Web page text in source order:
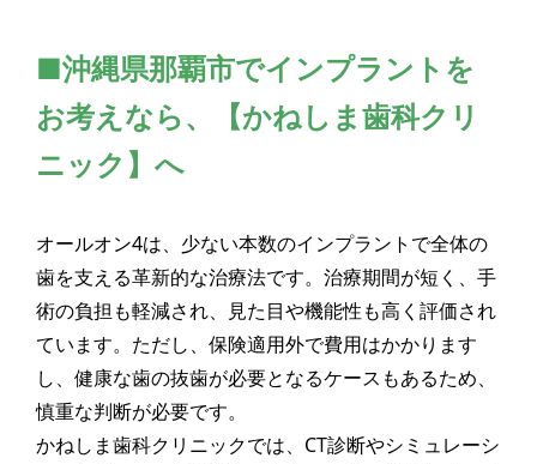
■沖縄県那覇市でインプラントを
お考えなら、【かねしま歯科クリ
ニック】へ
オールオン4は、少ない本数のインプラントで全体の
歯を支える革新的な治療法です。治療期間が短く、手
術の負担も軽減され、見た目や機能性も高く評価され
ています。ただし、保険適用外で費用はかかります
し、健康な歯の抜歯が必要となるケースもあるため、
慎重な判断が必要です。
かねしま歯科クリニックでは、CT診断やシミュレーシ